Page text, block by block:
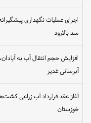
اجرای عملیات نگهداری
سد بالارود
افزایش حجم انتقال آب به
آبرسانی غدیر
خوزستان